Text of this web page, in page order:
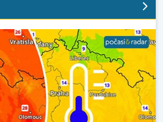
a přechodné. Nadvláda horkého